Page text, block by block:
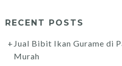
RECENT POSTS
Jual Bibit Ikan Gurame di
Murah